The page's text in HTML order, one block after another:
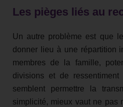
Les pièges liés au
Un autre problème est que
donner lieu à une répartition
membres de la famille,
divisions et de
semblent permettre la
simplicité, mieux vaut ne pas